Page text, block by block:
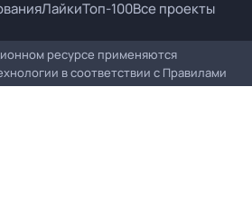
ЛайкиТоп-100Все проекты
ресурсе применяются
в соответствии с Правилами